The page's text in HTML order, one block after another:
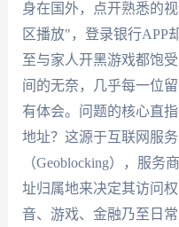
身在国外，点开熟悉的
区播放"，登录银行APP
至与家人开黑游戏都饱
间的无奈，几乎每一位
有体会。问题的核心直
地址？这源于互联网服
（Geoblocking），服务
址归属地来决定其访问
音、游戏、金融乃至日